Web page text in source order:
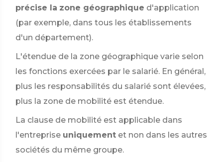
précise la zone géographique d'application
(par exemple, dans tous les établissements
d'un département).
L'étendue de la zone géographique varie selon
les fonctions exercées par le salarié. En général,
plus les responsabilités du salarié sont élevées,
plus la zone de mobilité est étendue.
La clause de mobilité est applicable dans
l'entreprise uniquement et non dans les autres
sociétés du même groupe.